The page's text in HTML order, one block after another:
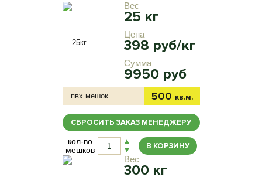
Вес
25 кг
Цена
398 руб/кг
Сумма
9950 руб
пвх мешок 500 кв.м.
СБРОСИТЬ ЗАКАЗ МЕНЕДЖЕРУ
кол-во
мешков
В КОРЗИНУ
Вес
300 кг